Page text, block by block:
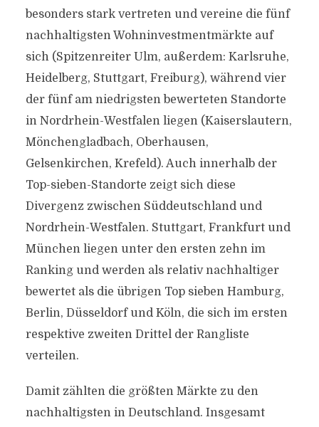
besonders stark vertreten und vereine die fünf
nachhaltigsten Wohninvestmentmärkte auf
sich (Spitzenreiter Ulm, außerdem: Karlsruhe,
Heidelberg, Stuttgart, Freiburg), während vier
der fünf am niedrigsten bewerteten Standorte
in Nordrhein-Westfalen liegen (Kaiserslautern,
Mönchengladbach, Oberhausen,
Gelsenkirchen, Krefeld). Auch innerhalb der
Top-sieben-Standorte zeigt sich diese
Divergenz zwischen Süddeutschland und
Nordrhein-Westfalen. Stuttgart, Frankfurt und
München liegen unter den ersten zehn im
Ranking und werden als relativ nachhaltiger
bewertet als die übrigen Top sieben Hamburg,
Berlin, Düsseldorf und Köln, die sich im ersten
respektive zweiten Drittel der Rangliste
verteilen.
Damit zählten die größten Märkte zu den
nachhaltigsten in Deutschland. Insgesamt